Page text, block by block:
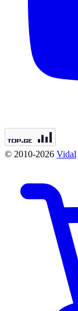
© 2010-2026 Vidal